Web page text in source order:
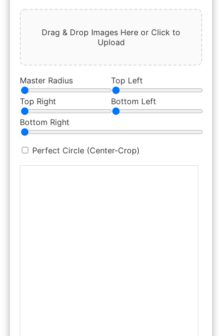
Drag & Drop Images Here or Click to
Upload
Master Radius Top Left
Top Right Bottom Left
Bottom Right
Perfect Circle (Center-Crop)